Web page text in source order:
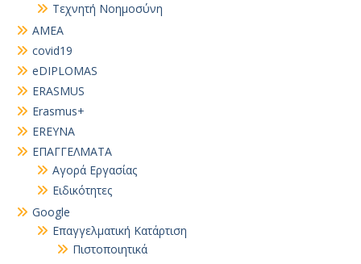
Τεχνητή Νοημοσύνη
AMEA
covid19
eDIPLOMAS
ERASMUS
Erasmus+
EREYNA
EΠΑΓΓΕΛΜΑΤΑ
Αγορά Εργασίας
Ειδικότητες
Google
Επαγγελματική Κατάρτιση
Πιστοποιητικά